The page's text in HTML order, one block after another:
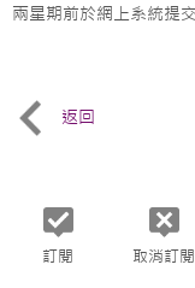
兩星期前於網上系統提
返回
訂閱 取消訂閱